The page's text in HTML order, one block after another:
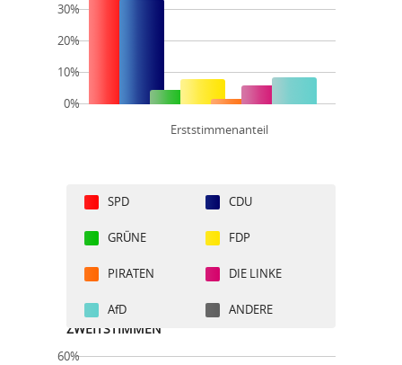
Erststimmenanteil
30%
20%
10%
0%
SPD CDU
GRÜNE FDP
PIRATEN DIE LINKE
AfD ANDERE
ZWEITSTIMMEN
60%